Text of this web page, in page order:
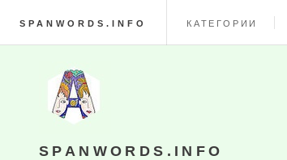
SPANWORDS.INFO КАТЕГОРИИ
SPANWORDS.INFO